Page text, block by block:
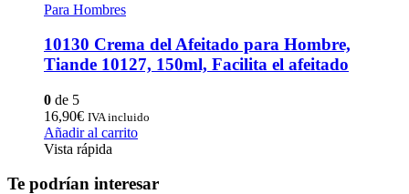
Para Hombres
10130 Crema del Afeitado para Hombre,
Tiande 10127, 150ml, Facilita el afeitado
0 de 5
16,90€ IVA incluido
Añadir al carrito
Vista rápida
Te podrían interesar